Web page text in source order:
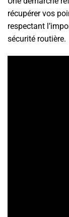
récupérer vos
respectant
sécurité routière.